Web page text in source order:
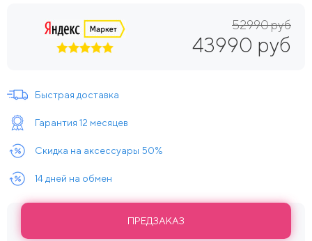
52990 руб
43990 руб
Быстрая доставка
Гарантия 12 месяцев
Скидка на аксессуары 50%
14 дней на обмен
ПРЕДЗАКАЗ